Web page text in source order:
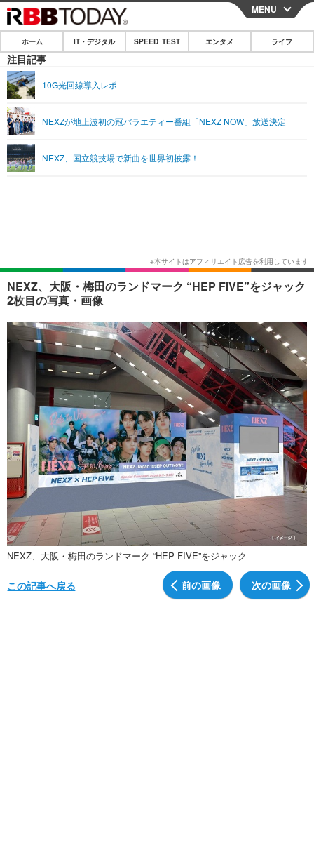
CLOSE
ホーム
IT・デジタル
ショッピング
SPEED TEST
エンタメ
エンタメTOP
ショッピング その他
ライフ
MENU
ホーム IT・デジタル SPEED TEST エンタメ ライフ
注目記事
10G光回線導入レポ
NEXZが地上波初の冠バラエティー番組「NEXZ NOW」放送決定
NEXZ、国立競技場で新曲を世界初披露！
NEXZ、大阪・梅田のランドマーク “HEP FIVE”をジャック
2枚目の写真・画像
NEXZ、大阪・梅田のランドマーク “HEP FIVE”をジャック
前の画像 次の画像
この記事へ戻る